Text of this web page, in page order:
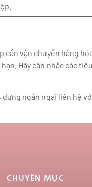
vận chuyển hàng
Hãy cân nhắc các
ngần ngại liên hệ
CHUYÊN MỤC